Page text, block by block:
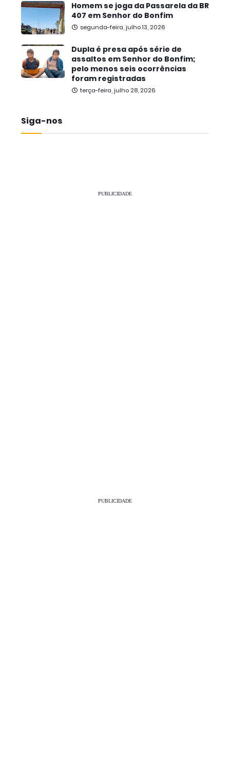
Homem se joga da Passarela da BR
407 em Senhor do Bonfim
segunda-feira, julho 13, 2026
Dupla é presa após série de
assaltos em Senhor do Bonfim;
pelo menos seis ocorrências
foram registradas
terça-feira, julho 28, 2026
Siga-nos
PUBLICIDADE
PUBLICIDADE